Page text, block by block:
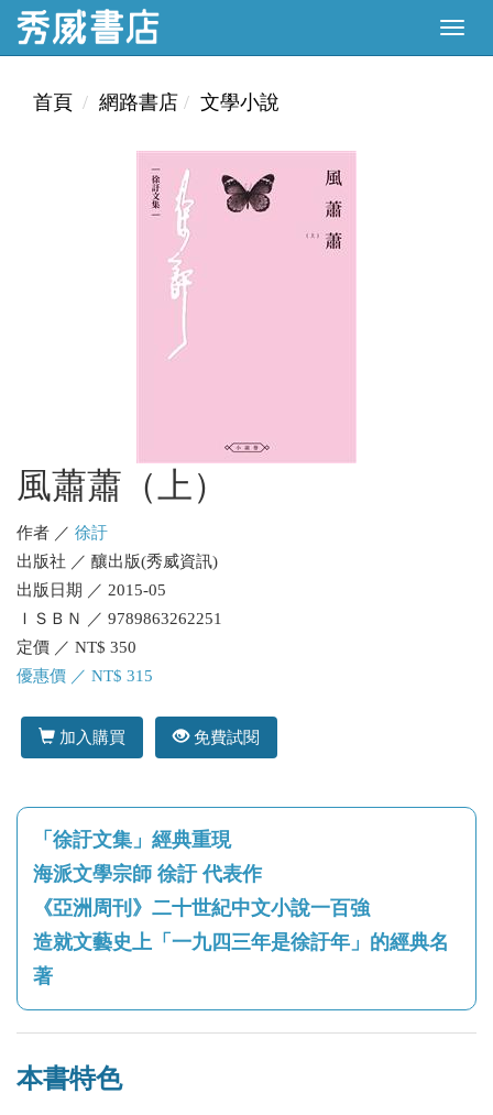
首頁 網路書店 文學小說
風蕭蕭（上）
作者 ／ 徐訏
出版社 ／ 釀出版(秀威資訊)
出版日期 ／ 2015-05
ＩＳＢＮ ／ 9789863262251
定價 ／ NT$ 350
優惠價 ／ NT$ 315
加入購買 免費試閱
「徐訏文集」經典重現
海派文學宗師 徐訏 代表作
《亞洲周刊》二十世紀中文小說一百強
造就文藝史上「一九四三年是徐訏年」的經典名
著
本書特色